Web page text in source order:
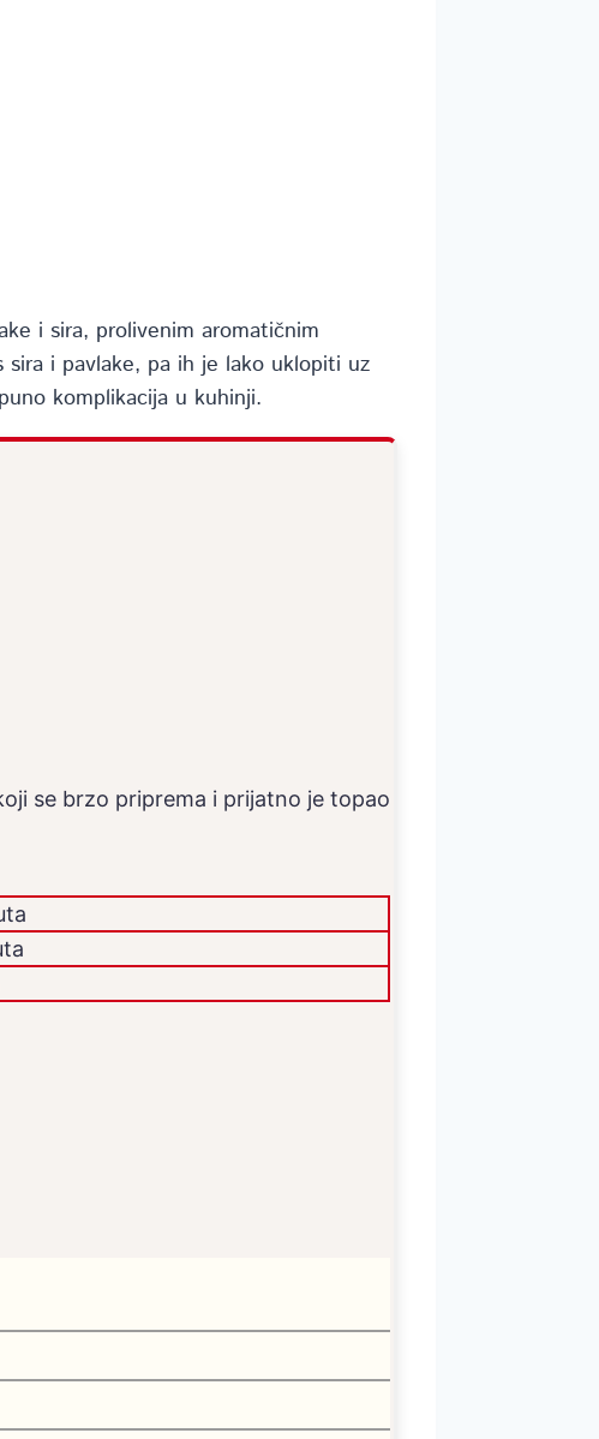
i sira, prolivenim aromatičnim
i pavlake, pa ih je lako uklopiti uz
komplikacija u kuhinji.
se brzo priprema i prijatno je topao